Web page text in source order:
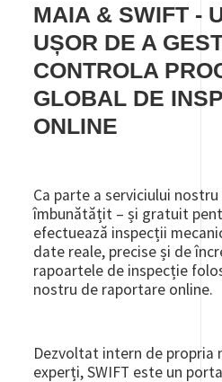
MAIA & SWIFT -
UȘOR DE A
CONTROLA
GLOBAL DE
ONLINE
Ca parte a serviciului
îmbunătățit – și gratuit
efectuează inspecții
date reale, precise și de
rapoartele de inspecție
nostru de raportare online.
Dezvoltat intern de propria
experți, SWIFT este un